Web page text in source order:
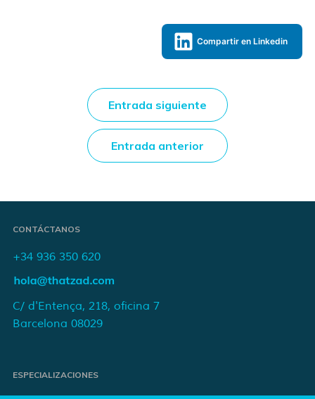
Compartir en Linkedin
Entrada anterior
Entrada siguiente
CONTÁCTANOS
+34 936 350 620
C/ d'Entença, 218, oficina 7
Barcelona 08029
ESPECIALIZACIONES